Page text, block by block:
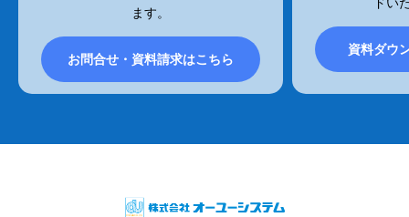
ます。
お問合せ・資料請求はこちら
資料ダウ